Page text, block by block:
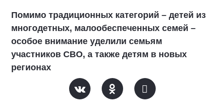
Помимо традиционных категорий – детей из
многодетных, малообеспеченных семей –
особое внимание уделили семьям
участников СВО, а также детям в новых
регионах